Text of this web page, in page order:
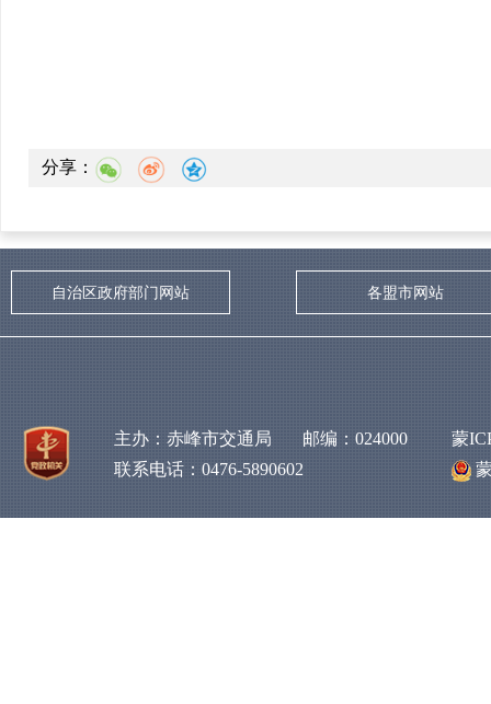
分享：
自治区政府部门网站 各盟市网站
主办：赤峰市交通局 邮编：024000
联系电话：0476-5890602
蒙